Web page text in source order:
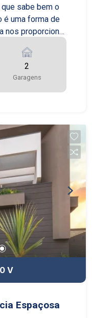
que sabe bem o
é uma forma de
nos proporciona,
2
Garagens
V
Espaçosa